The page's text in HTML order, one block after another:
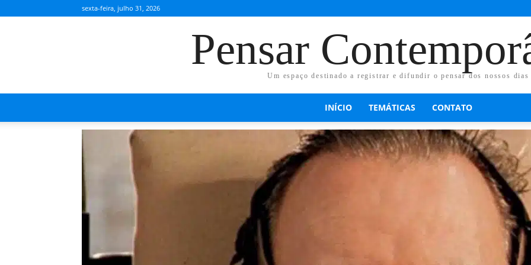
sexta-feira, julho 31, 2026
Pensar
Um espaço destinado a registrar e difundir o pensar dos nossos dias
INÍCIO TEMÁTICAS CONTATO